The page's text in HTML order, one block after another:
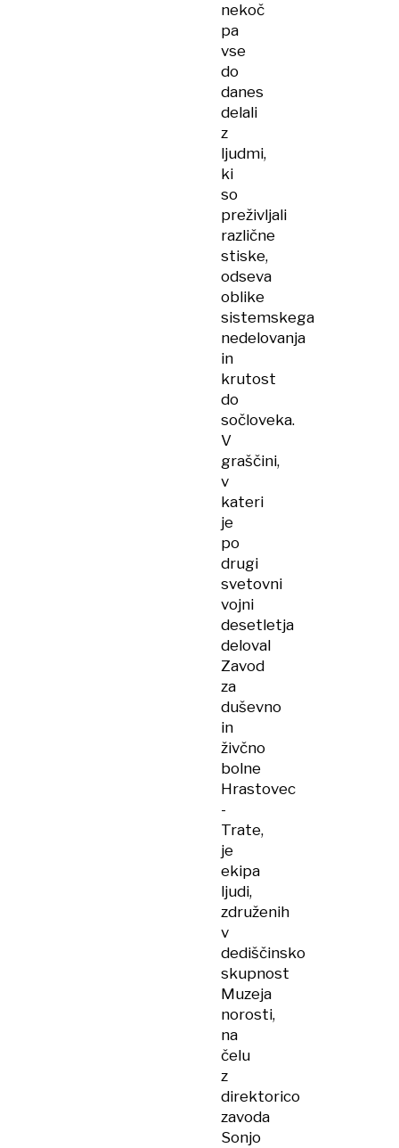
nekoč
pa
vse
do
danes
delali
z
ljudmi,
ki
so
preživljali
različne
stiske,
odseva
oblike
sistemskega
nedelovanja
in
krutost
do
sočloveka.
V
graščini,
v
kateri
je
po
drugi
svetovni
vojni
desetletja
deloval
Zavod
za
duševno
in
živčno
bolne
Hrastovec
-
Trate,
je
ekipa
ljudi,
združenih
v
dediščinsko
skupnost
Muzeja
norosti,
na
čelu
z
direktorico
zavoda
Sonjo